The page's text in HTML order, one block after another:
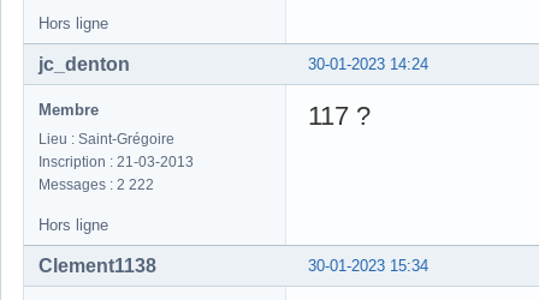
Hors ligne
30-01-2023 14:24
jc_denton
Membre
Lieu : Saint-Grégoire
Inscription : 21-03-2013
Messages : 2 222
117 ?
Hors ligne
30-01-2023 15:34
Clement1138